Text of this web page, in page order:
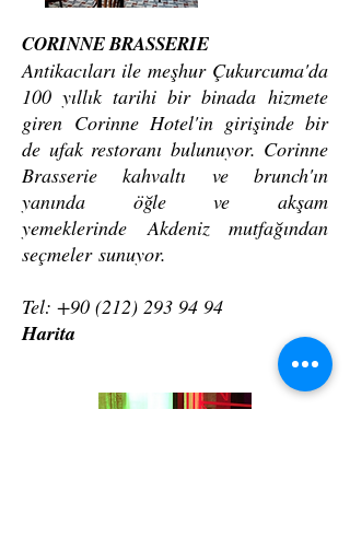
CORINNE BRASSERIE
Antikacıları ile meşhur Çukurcuma'da
100 yıllık tarihi bir binada hizmete
giren Corinne Hotel'in girişinde bir
de ufak restoranı bulunuyor. Corinne
Brasserie kahvaltı ve brunch'ın
yanında öğle ve akşam
yemeklerinde Akdeniz mutfağından
seçmeler sunuyor.
Tel: +90 (212) 293 94 94
Harita